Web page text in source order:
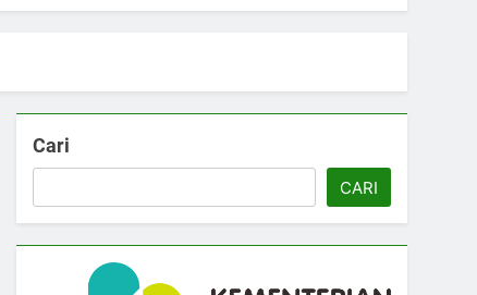
Cari
CARI